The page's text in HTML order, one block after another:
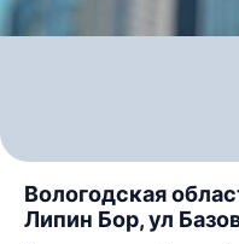
Вологодская
Липин Бор, ул